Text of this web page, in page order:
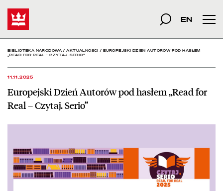
Europejski Dzień szukana fraza
Szukaj
EN
BIBLIOTEKA NARODOWA/AKTUALNOŚCI /EUROPEJSKI DZIEŃ AUTORÓW POD HASŁEM
„READ FOR REAL – CZYTAJ. SERIO”
11.11.2025
Europejski Dzień Autorów pod hasłem „Read for
Real – Czytaj. Serio”